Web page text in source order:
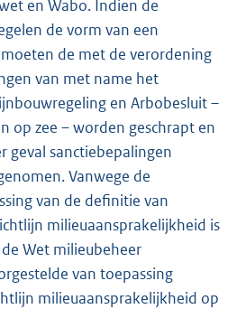
en Wabo. Indien de
de vorm van een
de met de verordening
van met name het
en Arbobesluit –
op zee – worden geschrapt en
geval sanctiebepalingen
Vanwege de
van de definitie van
milieuaansprakelijkheid is
Wet milieubeheer
van toepassing
milieuaansprakelijkheid op